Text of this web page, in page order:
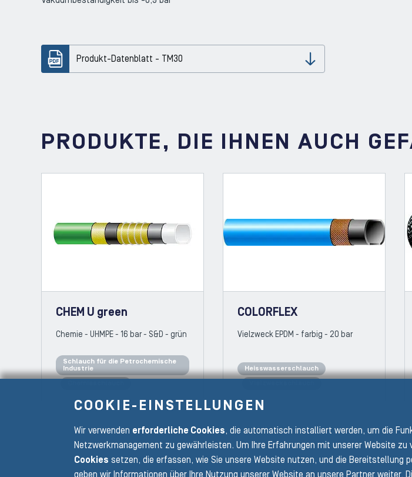
Produkt-Datenblatt - TM30
Download
PRODUKTE, DIE IHNEN AUCH
CHEM U green
Chemie - UHMPE - 16 bar - S&D - grün
Schlauch für die Petrochemische
Industrie
COLORFLEX
Vielzweck EPDM - farbig - 20 bar
Heisswasserschlauch
COOKIE-EINSTELLUNGEN
Wir verwenden erforderliche Cookies, die automatisch installiert werden, um die
Netzwerkmanagement zu gewährleisten. Um Ihre Erfahrungen mit unserer Website
Cookies setzen, die erfassen, wie Sie unsere Website nutzen, und die Bereitstellung
geben wir Informationen über Ihre Nutzung unserer Website an unsere Partner weiter.